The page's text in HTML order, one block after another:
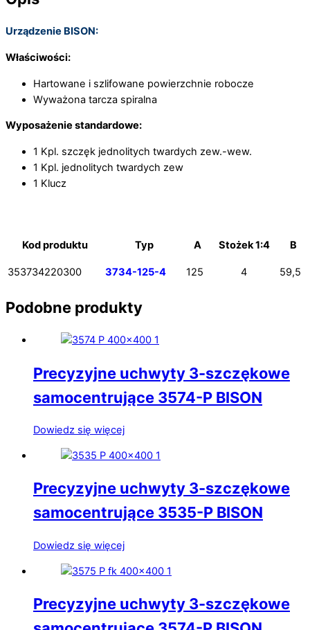
Urządzenie BISON:
Właściwości:
Hartowane i szlifowane powierzchnie robocze
Wyważona tarcza spiralna
Wyposażenie standardowe:
1 Kpl. szczęk jednolitych twardych zew.-wew.
1 Kpl. jednolitych twardych zew
1 Klucz
Kod produktu Typ A Stożek 1:4 B
353734220300 3734-125-4 125 4 59,5
Podobne produkty
Precyzyjne uchwyty 3-szczękowe
samocentrujące 3574-P BISON
Dowiedz się więcej
Precyzyjne uchwyty 3-szczękowe
samocentrujące 3535-P BISON
Dowiedz się więcej
Precyzyjne uchwyty 3-szczękowe